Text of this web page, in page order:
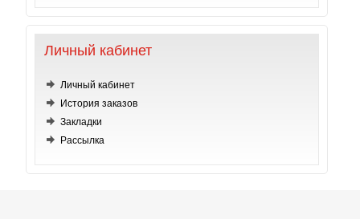
Личный кабинет
Личный кабинет
История заказов
Закладки
Рассылка